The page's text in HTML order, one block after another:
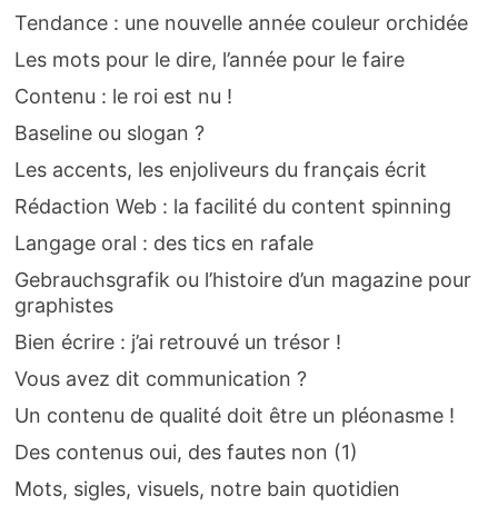
Tendance : une nouvelle année couleur orchidée
Les mots pour le dire, l’année pour le faire
Contenu : le roi est nu !
Baseline ou slogan ?
Les accents, les enjoliveurs du français écrit
Rédaction Web : la facilité du content spinning
Langage oral : des tics en rafale
Gebrauchsgrafik ou l’histoire d’un magazine pour
graphistes
Bien écrire : j’ai retrouvé un trésor !
Vous avez dit communication ?
Un contenu de qualité doit être un pléonasme !
Des contenus oui, des fautes non (1)
Mots, sigles, visuels, notre bain quotidien